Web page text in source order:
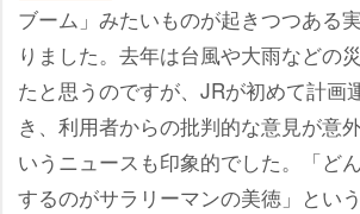
ブーム」みたいものが起きつつある
りました。去年は台風や大雨などの
たと思うのですが、JRが初めて計画
き、利用者からの批判的な意見が意
いうニュースも印象的でした。「ど
するのがサラリーマンの美徳」とい